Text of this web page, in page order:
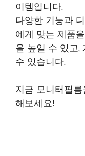
이템입니다.
다양한 기능과
에게 맞는 제품
을 높일 수 있고,
수 있습니다.
지금 모니터필
해보세요!